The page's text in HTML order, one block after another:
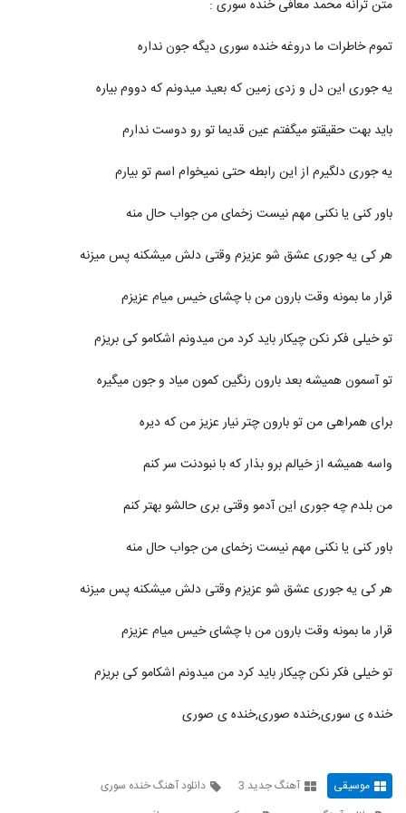
302
دانلود آهنگ جدید و زیبای نوید رهنما با نام
۴۶۲ بازدید
محمدرضا شعبان زاده آهنگ فلک
305 نام بمون
306
دانلود آهنگ من هنوز دوست دارم از مهدی
۱,۰۳۶ بازدید
موزیک زیبای ایرانم از محمد معتمدی
۴۹۱ بازدید
309
۵۲۱ بازدید
310
موزیک زیبای عکس دوتایی از اسماعیل ستوده
دانلود آهنگ خوران رویای آبی
۱,۴۵۳ بازدید
313
آهنگ مهدی رحیمی بنام من که به تو دل بستم
۱,۰۲۱ بازدید
متن ترانه محمد معافی خنده سوری :
تموم خاطرات ما دروغه خنده سوری دیگه جون نداره
یه جوری این دل و زدی زمین که بعید میدونم که دووم بیاره
باید بهت حقیقتو میگفتم عین قدیما تو رو دوست ندارم
یه جوری دلگیرم از این رابطه حتی نمیخوام اسم تو بیارم
باور کنی یا نکنی مهم نیست زخمای من جواب حال منه
هر کی یه جوری عشق شو عزیزم وقتی دلش میشکنه پس میزنه
قرار ما بمونه وقت بارون من با چشای خیس میام عزیزم
تو خیلی فکر نکن چیکار باید کرد من میدونم اشکامو کی بریزم
تو آسمون همیشه بعد بارون رنگین کمون میاد و جون میگیره
برای همراهی من تو بارون چتر نیار عزیز من که دیره
واسه همیشه از خیالم برو بذار که با نبودنت سر کنم
من بلدم چه جوری این آدمو وقتی بری حالشو بهتر کنم
باور کنی یا نکنی مهم نیست زخمای من جواب حال منه
هر کی یه جوری عشق شو عزیزم وقتی دلش میشکنه پس میزنه
قرار ما بمونه وقت بارون من با چشای خیس میام عزیزم
تو خیلی فکر نکن چیکار باید کرد من میدونم اشکامو کی بریزم
خنده ی سوری,خنده صوری,خنده ی صوری
موسیقی آهنگ جدید 3
دانلود آهنگ خنده سوری